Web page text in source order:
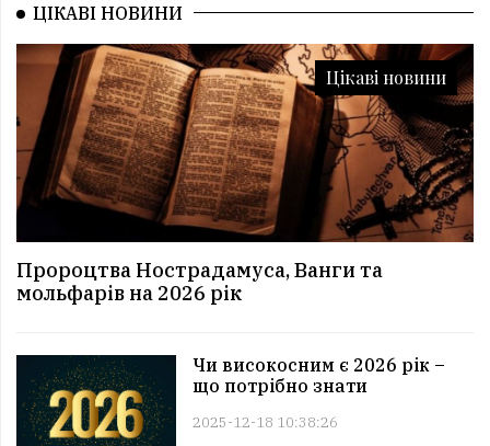
ЦІКАВІ НОВИНИ
Цікаві новини
Пророцтва Нострадамуса, Ванги та
мольфарів на 2026 рік
Чи високосним є 2026 рік –
що потрібно знати
2025-12-18 10:38:26